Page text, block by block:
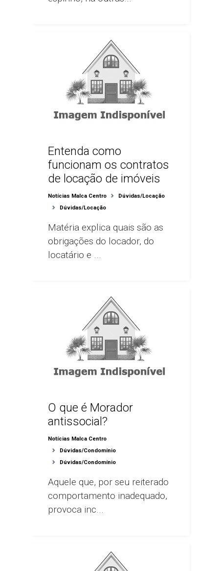
Entenda como
funcionam os contratos
de locação de imóveis
Notícias Malca Centro
Dúvidas/Locação
Dúvidas/Locação
Matéria explica quais são as
obrigações do locador, do
locatário e ...
O que é Morador
antissocial?
Notícias Malca Centro
Dúvidas/Condomínio
Dúvidas/Condomínio
Aquele que, por seu reiterado
comportamento inadequado,
provoca inc...